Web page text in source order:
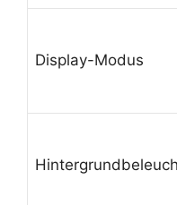
Display-Modus